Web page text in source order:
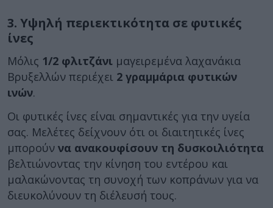
3. Υψηλή περιεκτικότητα σε φυτικές
ίνες
Μόλις 1/2 φλιτζάνι μαγειρεμένα λαχανάκια
Βρυξελλών περιέχει 2 γραμμάρια φυτικών
ινών.
Οι φυτικές ίνες είναι σημαντικές για την υγεία
σας. Μελέτες δείχνουν ότι οι διαιτητικές ίνες
μπορούν να ανακουφίσουν τη δυσκοιλιότητα
βελτιώνοντας την κίνηση του εντέρου και
μαλακώνοντας τη συνοχή των κοπράνων για να
διευκολύνουν τη διέλευσή τους.